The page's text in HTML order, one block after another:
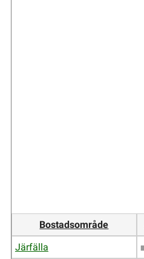
Bostadsområde
Järfälla